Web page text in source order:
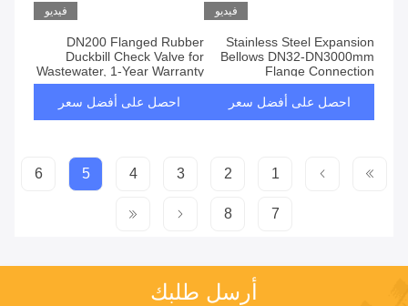
فيديو
Stainless Steel Expansion
Bellows DN32-DN3000mm
Flange Connection
احصل على أفضل سعر
فيديو
DN200 Flanged Rubber
Duckbill Check Valve for
Wastewater, 1-Year Warranty
احصل على أفضل سعر
1
2
3
4
5
6
7
8
أرسل طلبك